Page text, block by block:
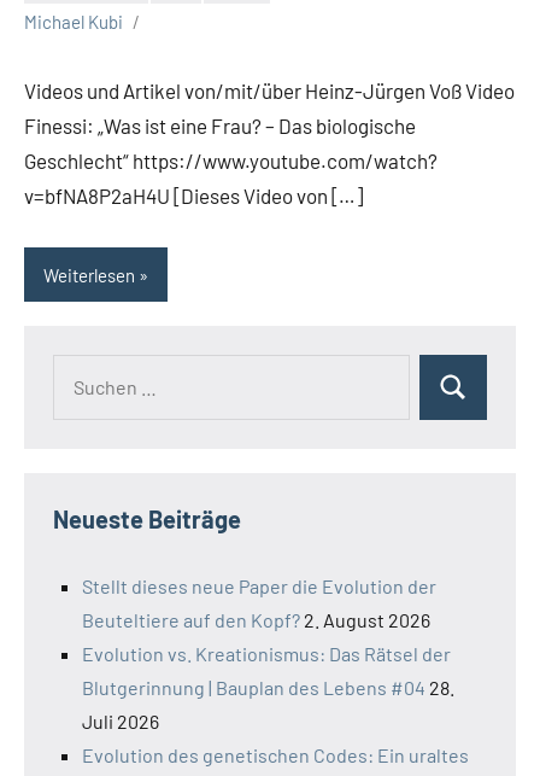
Michael Kubi
Videos und Artikel von/mit/über Heinz-Jürgen Voß Video
Finessi: „Was ist eine Frau? – Das biologische
Geschlecht“ https://www.youtube.com/watch?
v=bfNA8P2aH4U [Dieses Video von […]
Weiterlesen
Suchen
Neueste Beiträge
Stellt dieses neue Paper die Evolution der
Beuteltiere auf den Kopf? 2. August 2026
Evolution vs. Kreationismus: Das Rätsel der
Blutgerinnung | Bauplan des Lebens #04 28.
Juli 2026
Evolution des genetischen Codes: Ein uraltes